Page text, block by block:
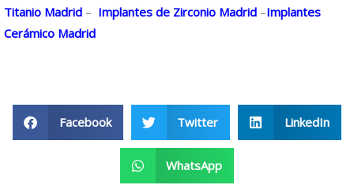
Titanio Madrid – Implantes de Zirconio Madrid –Implantes
Cerámico Madrid
Facebook Twitter LinkedIn
WhatsApp